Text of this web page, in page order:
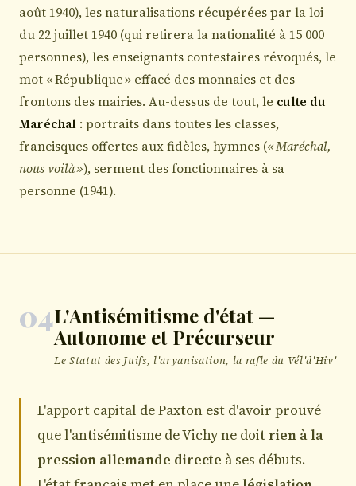
août 1940), les naturalisations récupérées par la loi
du 22 juillet 1940 (qui retirera la nationalité à 15 000
personnes), les enseignants contestaires révoqués, le
mot « République » effacé des monnaies et des
frontons des mairies. Au-dessus de tout, le culte du
Maréchal : portraits dans toutes les classes,
francisques offertes aux fidèles, hymnes (« Maréchal,
nous voilà »), serment des fonctionnaires à sa
personne (1941).
04L'Antisémitisme d'état —
Autonome et Précurseur
Le Statut des Juifs, l'aryanisation, la rafle du Vél'd'Hiv'
L'apport capital de Paxton est d'avoir prouvé
que l'antisémitisme de Vichy ne doit rien à la
pression allemande directe à ses débuts.